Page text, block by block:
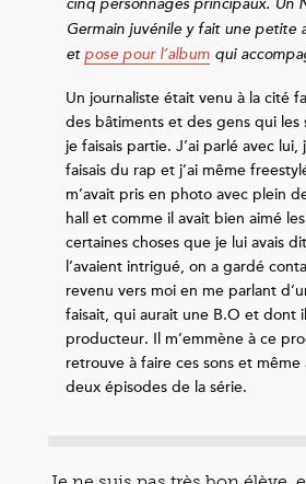
cinq personnages principaux. Un
Germain juvénile y fait une petite
et pose pour l’album qui
Un journaliste était venu à la cité
des bâtiments et des gens qui
je faisais partie. J’ai parlé avec
faisais du rap et j’ai même
m’avait pris en photo avec plein
hall et comme il avait bien aimé
certaines choses que je lui avais
l’avaient intrigué, on a gardé
revenu vers moi en me parlant
faisait, qui aurait une B.O et dont
producteur. Il m’emmène à ce
retrouve à faire ces sons et
deux épisodes de la série.